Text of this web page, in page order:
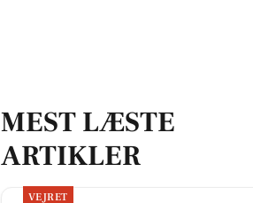
MEST LÆSTE
ARTIKLER
VEJRET